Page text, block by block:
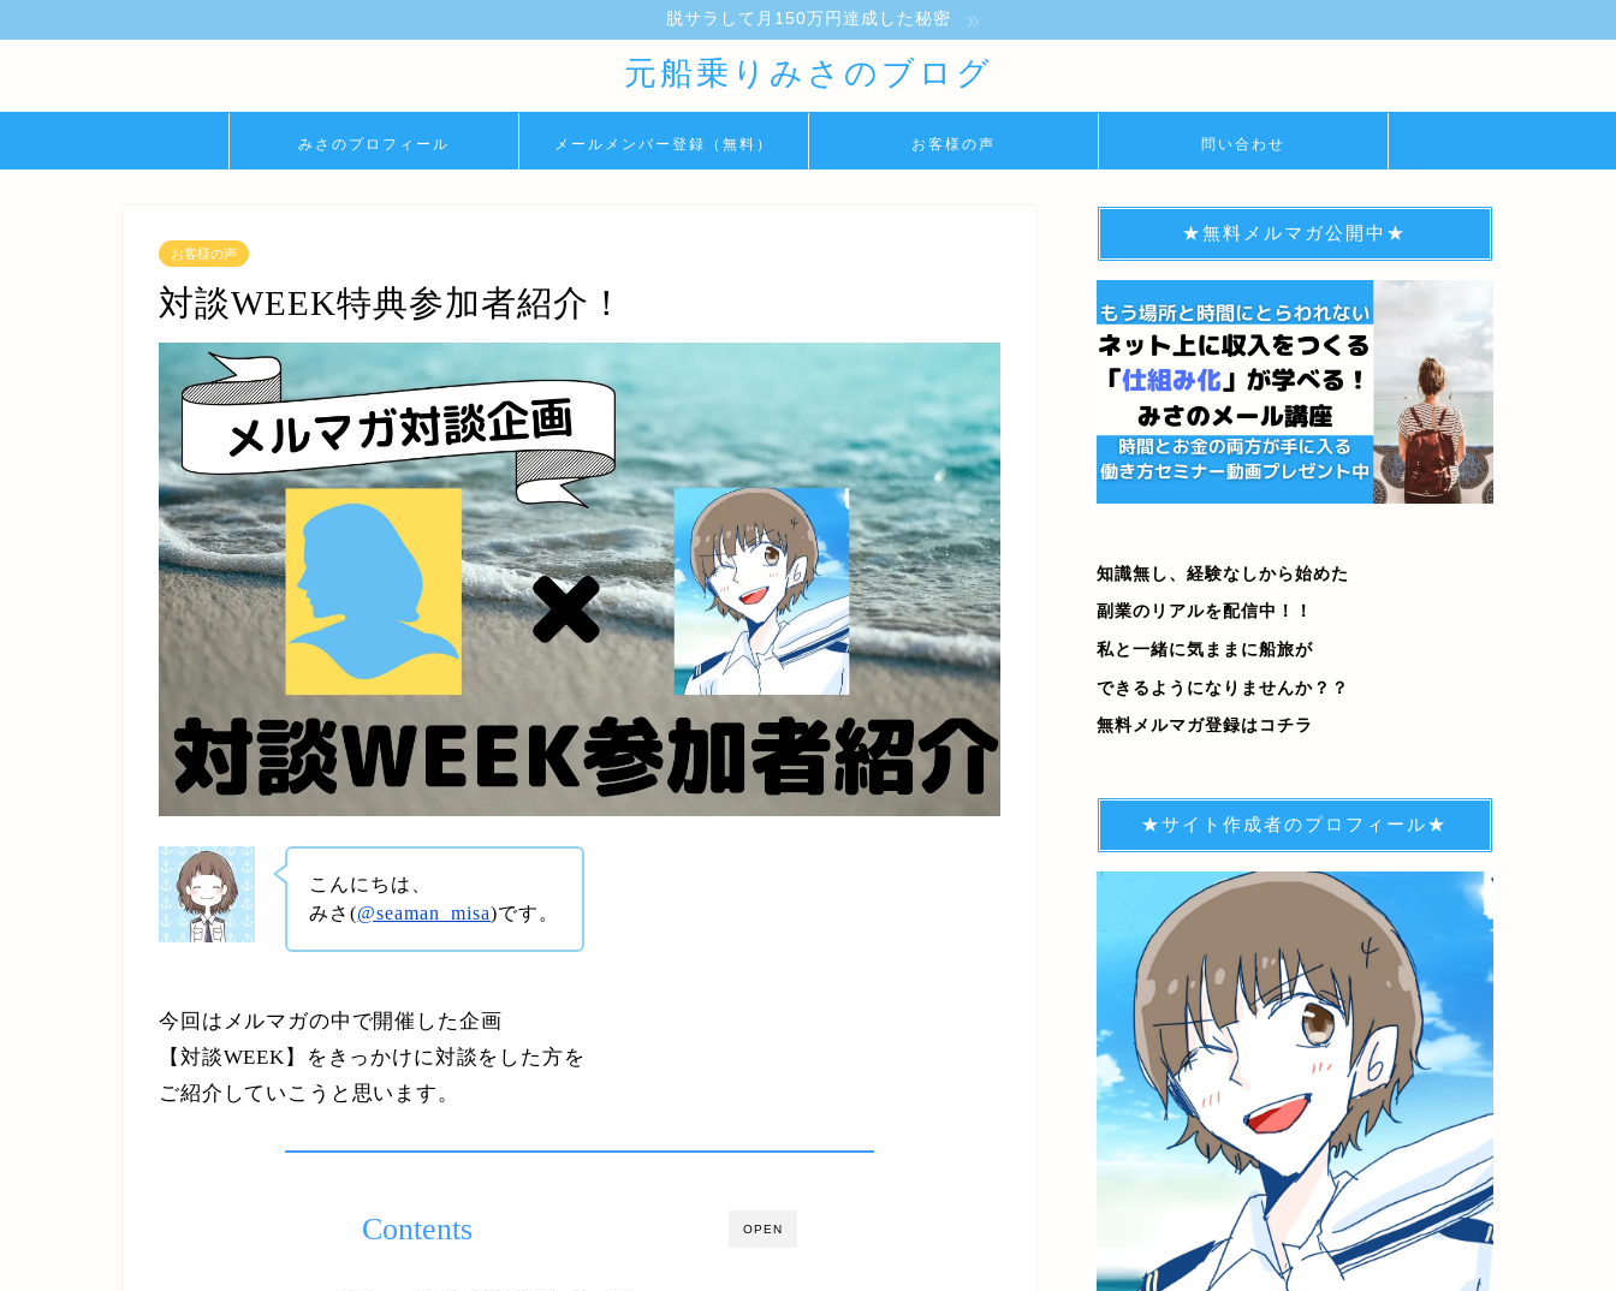
脱サラして月150万円達成した秘密
元船乗りみさのブログ
みさのプロフィール メールメンバー登録（無料） お客様の声 問い合わせ
お客様の声
対談WEEK特典参加者紹介！
こんにちは、
みさ(@seaman_misa)です。
今回はメルマガの中で開催した企画
【対談WEEK】をきっかけに対談をした方を
ご紹介していこうと思います。
OPEN
Contents
★無料メルマガ公開中★
知識無し、経験なしから始めた
副業のリアルを配信中！！
私と一緒に気ままに船旅が
できるようになりませんか？？
無料メルマガ登録はコチラ
★サイト作成者のプロフィール★